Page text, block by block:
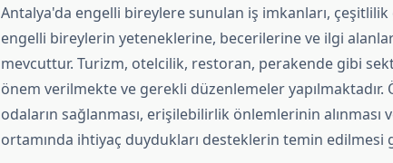
Antalya'da engelli bireylere sunulan iş imkanları,
engelli bireylerin yeteneklerine, becerilerine ve ilgi
mevcuttur. Turizm, otelcilik, restoran, perakende gibi
önem verilmekte ve gerekli düzenlemeler
odaların sağlanması, erişilebilirlik önlemlerinin alınması
ortamında ihtiyaç duydukları desteklerin temin edilmesi